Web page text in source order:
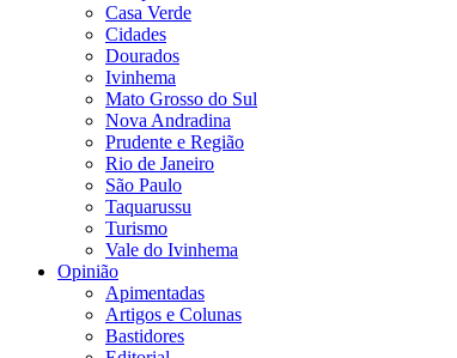
Casa Verde
Cidades
Dourados
Ivinhema
Mato Grosso do Sul
Nova Andradina
Prudente e Região
Rio de Janeiro
São Paulo
Taquarussu
Turismo
Vale do Ivinhema
Opinião
Apimentadas
Artigos e Colunas
Bastidores